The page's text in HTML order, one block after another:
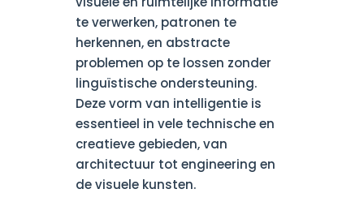
te verwerken, patronen te
herkennen, en abstracte
problemen op te lossen zonder
linguïstische ondersteuning.
Deze vorm van intelligentie is
essentieel in vele technische en
creatieve gebieden, van
architectuur tot engineering en
de visuele kunsten.